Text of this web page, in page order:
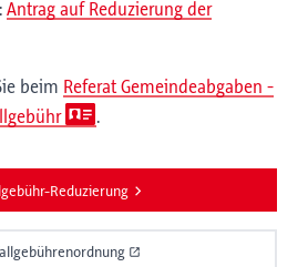
Antrag auf Reduzierung der
beim Referat Gemeindeabgaben -
.
Reduzierung